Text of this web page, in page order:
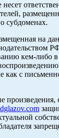
субдоменах.
на
кем-либо
как с